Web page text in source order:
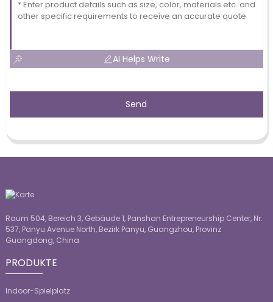
AI Helps Write
Send
Raum 504, Bereich 3, Gebäude 1, Panshan Entrepreneurship Center, Nr.
537, Panyu Avenue North, Bezirk Panyu, Guangzhou, Provinz
Guangdong, China
PRODUKTE
Indoor-Spielplatz